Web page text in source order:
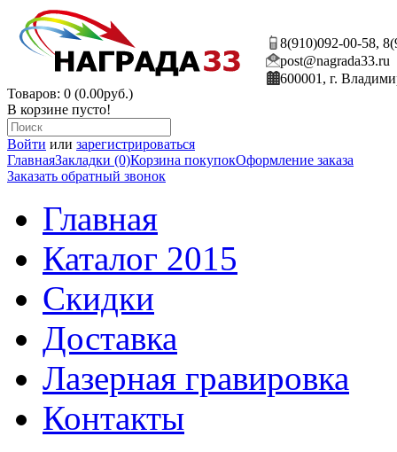
8(910)092-00-58,
post@nagrada33.ru
600001, г.
Товаров: 0 (0.00руб.)
В корзине пусто!
Войти или зарегистрироваться
ГлавнаяЗакладки (0)Корзина покупокОформление заказа
Заказать обратный звонок
Главная
Каталог 2015
Скидки
Доставка
Лазерная гравировка
Контакты